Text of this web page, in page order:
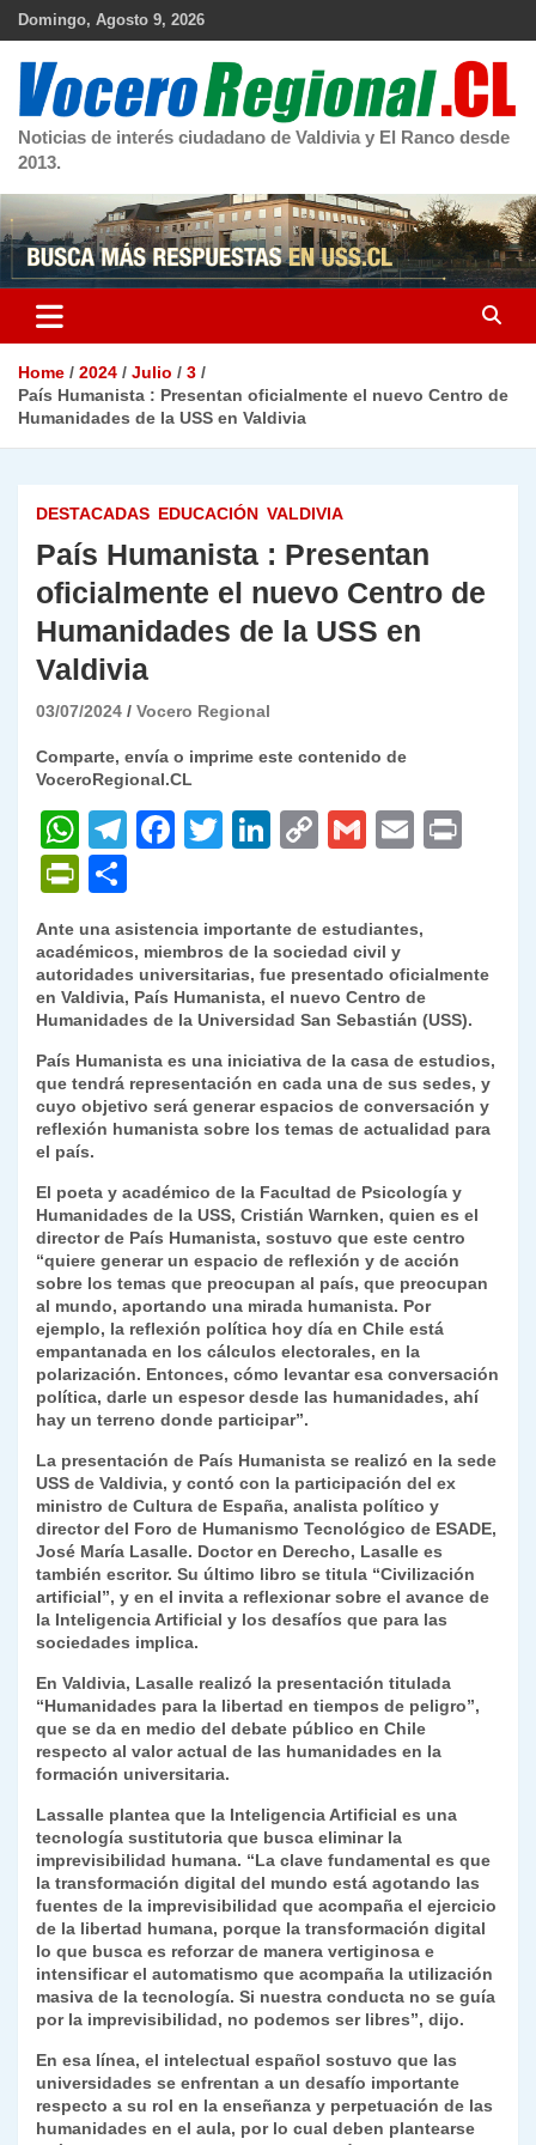
Skip
Domingo, Agosto 9, 2026
Noticias de interés ciudadano de Valdivia y El Ranco desde
2013.
Home 2024 Julio
3
País Humanista : Presentan oficialmente el nuevo Centro de
Humanidades de la USS en Valdivia
DESTACADAS EDUCACIÓN VALDIVIA
País Humanista : Presentan
oficialmente el nuevo Centro de
Humanidades de la USS en
Valdivia
03/07/2024 Vocero Regional
Comparte, envía o imprime este contenido de
VoceroRegional.CL
W
h
at
s
A
p
p
T
gr
a
m
F
e
b
o
o
k
T
er
Li
e
dI
n
C
y
Li
n
k
G
l
E
l
P
nt
Fr
ie
n
dl
y
o
m
p
ar
tir
Ante una asistencia importante de estudiantes,
académicos, miembros de la sociedad civil y
autoridades universitarias, fue presentado oficialmente
en Valdivia, País Humanista, el nuevo Centro de
Humanidades de la Universidad San Sebastián (USS).
País Humanista es una iniciativa de la casa de estudios,
que tendrá representación en cada una de sus sedes, y
cuyo objetivo será generar espacios de conversación y
reflexión humanista sobre los temas de actualidad para
el país.
El poeta y académico de la Facultad de Psicología y
Humanidades de la USS, Cristián Warnken, quien es el
director de País Humanista, sostuvo que este centro
“quiere generar un espacio de reflexión y de acción
sobre los temas que preocupan al país, que preocupan
al mundo, aportando una mirada humanista. Por
ejemplo, la reflexión política hoy día en Chile está
empantanada en los cálculos electorales, en la
polarización. Entonces, cómo levantar esa conversación
política, darle un espesor desde las humanidades, ahí
hay un terreno donde participar”.
La presentación de País Humanista se realizó en la sede
USS de Valdivia, y contó con la participación del ex
ministro de Cultura de España, analista político y
director del Foro de Humanismo Tecnológico de ESADE,
José María Lasalle. Doctor en Derecho, Lasalle es
también escritor. Su último libro se titula “Civilización
artificial”, y en el invita a reflexionar sobre el avance de
la Inteligencia Artificial y los desafíos que para las
sociedades implica.
En Valdivia, Lasalle realizó la presentación titulada
“Humanidades para la libertad en tiempos de peligro”,
que se da en medio del debate público en Chile
respecto al valor actual de las humanidades en la
formación universitaria.
Lassalle plantea que la Inteligencia Artificial es una
tecnología sustitutoria que busca eliminar la
imprevisibilidad humana. “La clave fundamental es que
la transformación digital del mundo está agotando las
fuentes de la imprevisibilidad que acompaña el ejercicio
de la libertad humana, porque la transformación digital
lo que busca es reforzar de manera vertiginosa e
intensificar el automatismo que acompaña la utilización
masiva de la tecnología. Si nuestra conducta no se guía
por la imprevisibilidad, no podemos ser libres”, dijo.
En esa línea, el intelectual español sostuvo que las
universidades se enfrentan a un desafío importante
respecto a su rol en la enseñanza y perpetuación de las
humanidades en el aula, por lo cual deben plantearse